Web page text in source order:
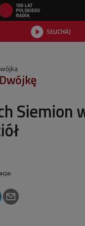
 SŁUCHAJ
Siemion